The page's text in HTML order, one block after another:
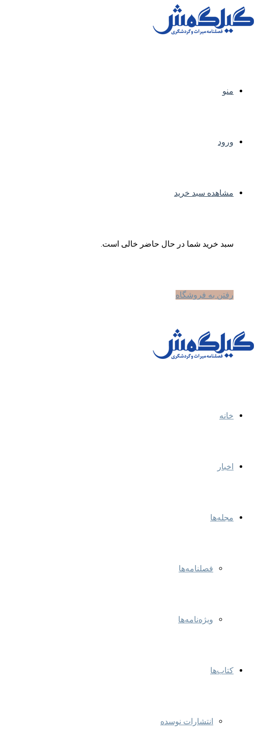
منو
ورود
مشاهده سبد خرید
سبد خرید شما در حال حاضر خالی است.
رفتن به فروشگاه
خانه
اخبار
مجله‌ها
فصلنامه‌ها
ویژه‌نامه‌ها
کتاب‌ها
انتشارات نوسده